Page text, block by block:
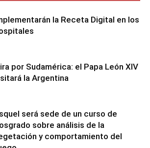
la Receta Digital en los
por Sudamérica: el Papa León XIV
la Argentina
será sede de un curso de
sobre análisis de la
y comportamiento del